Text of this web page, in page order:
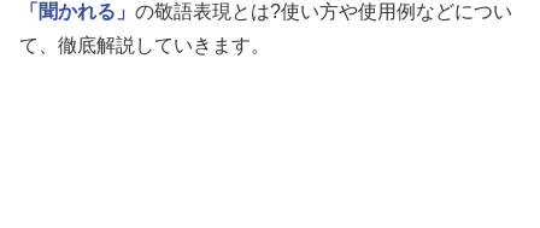
「聞かれる」 の敬語表現とは?使い方や使用例などについ
て、徹底解説していきます。